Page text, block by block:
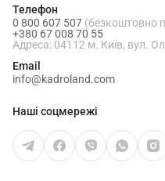
Телефон
0 800 607 507 (безкоштовно
+380 67 008 70 55
Адреса: 04112 м. Київ, вул.
Email
info@kadroland.com
Наші соцмережі